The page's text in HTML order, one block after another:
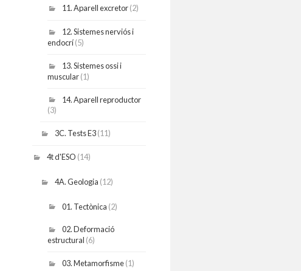
11. Aparell excretor(2)
12. Sistemes nerviós i
endocrí(5)
13. Sistemes ossi i
muscular(1)
14. Aparell reproductor
(3)
3C. Tests E3(11)
4t d'ESO (14)
4A. Geologia (12)
01. Tectònica (2)
02. Deformació
estructural (6)
03. Metamorfisme(1)